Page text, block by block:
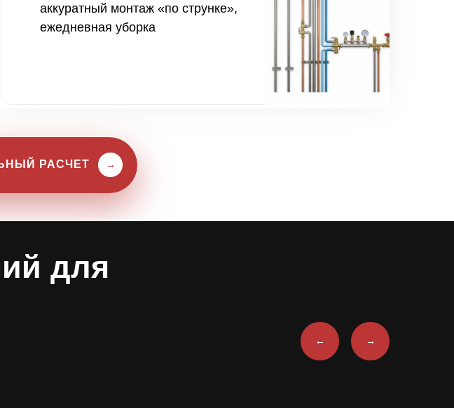
аккуратный монтаж «по струнке»,
ежедневная уборка
РАСЧЕТ →
для
← →